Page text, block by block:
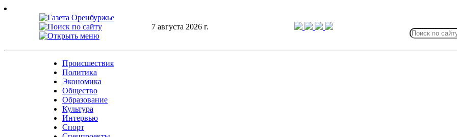
Skip
7 августа 2026 г.
for:
Происшествия
Политика
Экономика
Общество
Образование
Культура
Интервью
Спорт